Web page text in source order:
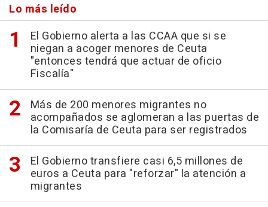
Lo más leído
El Gobierno alerta a las CCAA que si se
niegan a acoger menores de Ceuta
"entonces tendrá que actuar de oficio
Fiscalía"
Más de 200 menores migrantes no
acompañados se aglomeran a las puertas de
la Comisaría de Ceuta para ser registrados
El Gobierno transfiere casi 6,5 millones de
euros a Ceuta para "reforzar" la atención a
migrantes